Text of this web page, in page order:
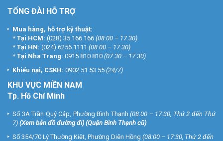
TỔNG ĐÀI HỖ TRỢ
Mua hàng, hỗ trợ kỹ thuật:
* Tại HCM: (028) 35 166 166 (08:00 – 17:30)
* Tại HN: (024) 6256 1111 (08:00 – 17:30)
* Tại Nha Trang: 0915 810 810 (07:30 – 17:30)
Khiếu nại, CSKH: 0902 51 53 55 (24/7)
KHU VỰC MIỀN NAM
Tp. Hồ Chí Minh
Số 3A Trần Quý Cáp, Phường Bình Thạnh (08:00 – 17:30, Thứ 2 đến Thứ
7) (Xem bản đồ đường đi) (Quận Bình Thạnh cũ)
Số 354/70 Lý Thường Kiệt, Phường Diên Hồng (08:00 – 17:30, Thứ 2 đến